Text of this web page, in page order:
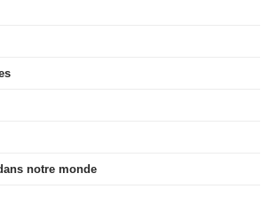
notre monde